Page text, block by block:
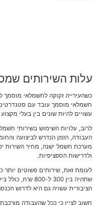
עלות השירותים
כשהעירייה זקוקה לחשמלאי מוסמך
חשמלאי מוסמך עובד עם
עשויים להיות שונים בין בעלי
לרוב, עלויות השימוש בשירותי
העבודה, הזמן הנדרש לביצועה
ולדרישות הספציפיות.
לעומת זאת, שירותים פשוטים יותר
שתהיה בין 300
הציבורית עשויה גם היא לדרוש
חשוב לציין כי ככל שהעבודה